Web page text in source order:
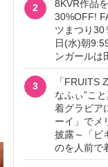
2
8KVR作品
30%OFF!
ツまつり30
日(水)朝
ンガールは
3
「FRUITS
なふぃ”こ
着グラビア
ーイ」でメ
披露～「ビ
のを人前で